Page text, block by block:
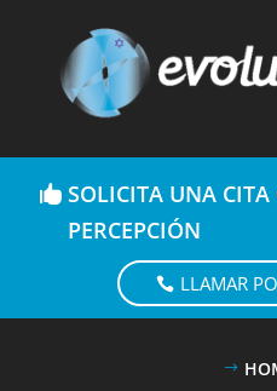
SOLICITA UNA
PERCEPCIÓN
LLAMAR